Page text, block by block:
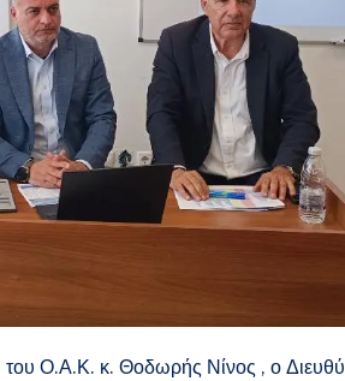
του Ο.Α.Κ. κ. Θοδωρής Νίνος , ο